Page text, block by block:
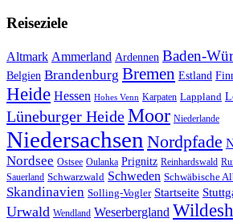
Reiseziele
Altmark Ammerland Ardennen Baden-
Belgien Brandenburg Bremen Estland
Heide Hessen Hohes Venn Karpaten Lappland
Lüneburger HeideMoor Niederlande
Niedersachsen Nordpfade
Nordsee Ostsee Oulanka Prignitz Reinhardswald
Sauerland Schwarzwald Schweden Schwäbische
Skandinavien Solling-Vogler Startseite
Urwald Wendland Weserbergland